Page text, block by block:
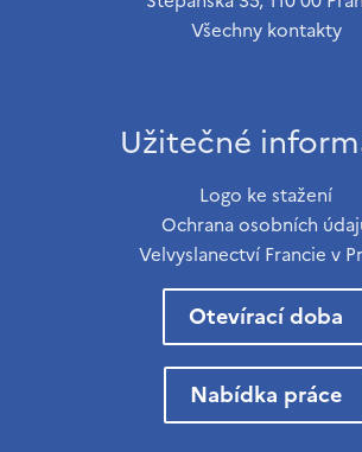
Všechny kontakty
Užitečné
Logo ke stažení
Ochrana osobních
Velvyslanectví Francie v
Otevírací doba
Nabídka práce